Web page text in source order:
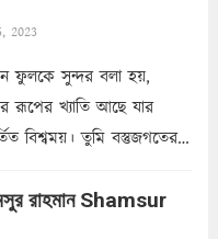
2023
ফুলকে সুন্দর বলা হয়,
রূপের খ্যাতি আছে যার
বিশ্বময়। তুমি বস্তুজগতের
তোমাকে সুন্দরী বলা চলে,
রাহমান Shamsur